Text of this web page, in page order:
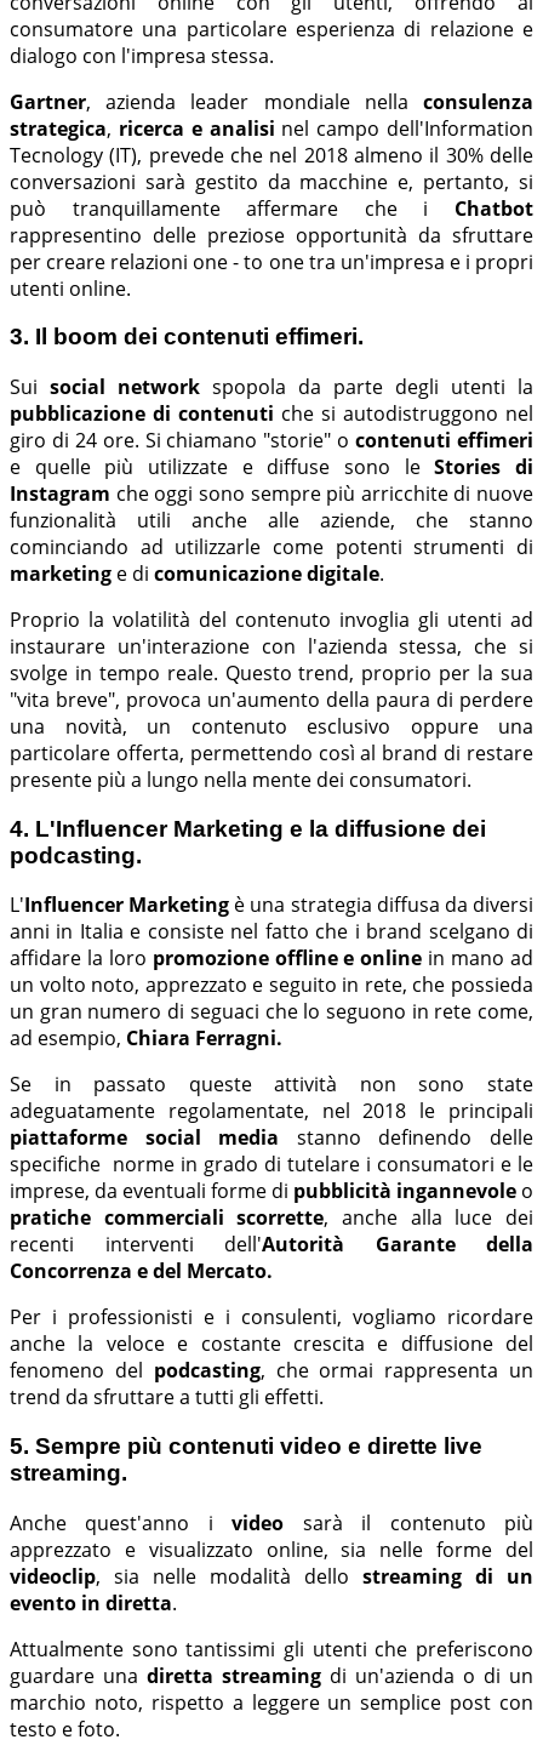
consumatore una particolare esperienza di relazione e
dialogo con l'impresa stessa.
Gartner, azienda leader mondiale nella consulenza
strategica, ricerca e analisi nel campo dell'Information
Tecnology (IT), prevede che nel 2018 almeno il 30% delle
conversazioni sarà gestito da macchine e, pertanto, si
può tranquillamente affermare che i Chatbot
rappresentino delle preziose opportunità da sfruttare
per creare relazioni one - to one tra un'impresa e i propri
utenti online.
3. Il boom dei contenuti effimeri.
Sui social network spopola da parte degli utenti la
pubblicazione di contenuti che si autodistruggono nel
giro di 24 ore. Si chiamano "storie" ocontenuti effimeri
e quelle più utilizzate e diffuse sono leStories di
Instagram che oggi sono sempre più arricchite di nuove
funzionalità utili anche alle aziende, che stanno
cominciando ad utilizzarle come potenti strumenti di
marketing e di comunicazione digitale.
Proprio la volatilità del contenuto invoglia gli utenti ad
instaurare un'interazione con l'azienda stessa, che si
svolge in tempo reale. Questo trend, proprio per la sua
"vita breve", provoca un'aumento della paura di perdere
una novità, un contenuto esclusivo oppure una
particolare offerta, permettendo così al brand di restare
presente più a lungo nella mente dei consumatori.
4. L'Influencer Marketing e la diffusione dei
podcasting.
L'Influencer Marketing è una strategia diffusa da diversi
anni in Italia e consiste nel fatto che i brand scelgano di
affidare la loro promozione offline e online in mano ad
un volto noto, apprezzato e seguito in rete, che possieda
un gran numero di seguaci che lo seguono in rete come,
ad esempio, Chiara Ferragni.
Se in passato queste attività non sono state
adeguatamente regolamentate, nel 2018 le principali
piattaforme social media stanno definendo delle
specifiche norme in grado di tutelare i consumatori e le
imprese, da eventuali forme di pubblicità ingannevole o
pratiche commerciali scorrette, anche alla luce dei
recenti interventi dell'Autorità Garante della
Concorrenza e del Mercato.
Per i professionisti e i consulenti, vogliamo ricordare
anche la veloce e costante crescita e diffusione del
fenomeno del podcasting, che ormai rappresenta un
trend da sfruttare a tutti gli effetti.
5. Sempre più contenuti video e dirette live
streaming.
Anche quest'anno ivideo sarà il contenuto più
apprezzato e visualizzato online, sia nelle forme del
videoclip, sia nelle modalità dello streaming di un
evento in diretta.
Attualmente sono tantissimi gli utenti che preferiscono
guardare una diretta streaming di un'azienda o di un
marchio noto, rispetto a leggere un semplice post con
testo e foto.